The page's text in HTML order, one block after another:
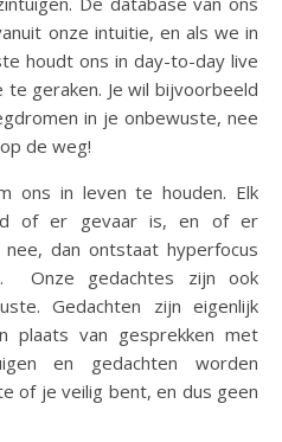
onze intuitie, en als we in
houdt ons in day-to-day live
geraken. Je wil bijvoorbeeld
in je onbewuste, nee
de weg!
ons in leven te houden. Elk
of er gevaar is, en of er
dan ontstaat hyperfocus
Onze gedachtes zijn ook
Gedachten zijn eigenlijk
plaats van gesprekken met
en gedachten worden
of je veilig bent, en dus geen